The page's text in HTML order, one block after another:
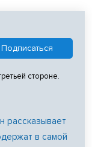
стороне.
рассказывает
в самой